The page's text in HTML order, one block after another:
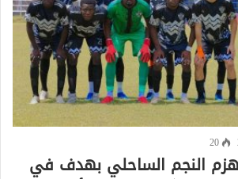
20
النجم الساحلي بهدف في